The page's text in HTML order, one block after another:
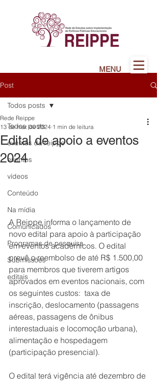
MENU
Post
Todos posts
eventos da reippe
eventos
vídeos
Conteúdo
Na mídia
Comunicados
Programas de pesquisa
Submissões
editais
Todos posts
Edital de apoio a eventos
2024
Rede Reippe
13 de mar. de 2024 1 min de leitura
A Reippe informa o lançamento de
novo edital para apoio à participação
em eventos acadêmicos. O edital
prevê o reembolso de até R$ 1.500,00
para membros que tiverem artigos
aprovados em eventos nacionais, com
os seguintes custos: taxa de
inscrição, deslocamento (passagens
aéreas, passagens de ônibus
interestaduais e locomoção urbana),
alimentação e hospedagem
(participação presencial).
O edital terá vigência até dezembro de